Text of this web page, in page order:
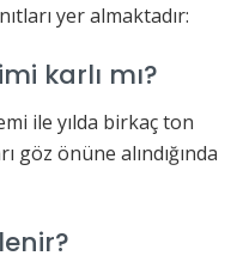
yer almaktadır:
karlı mı?
ile yılda birkaç ton
göz önüne alındığında